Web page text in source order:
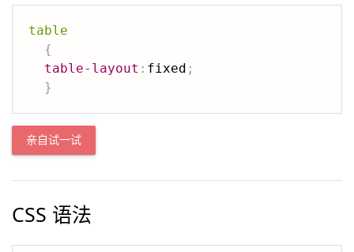
table
{
table-layout : fixed ;
}
亲自试一试
CSS 语法